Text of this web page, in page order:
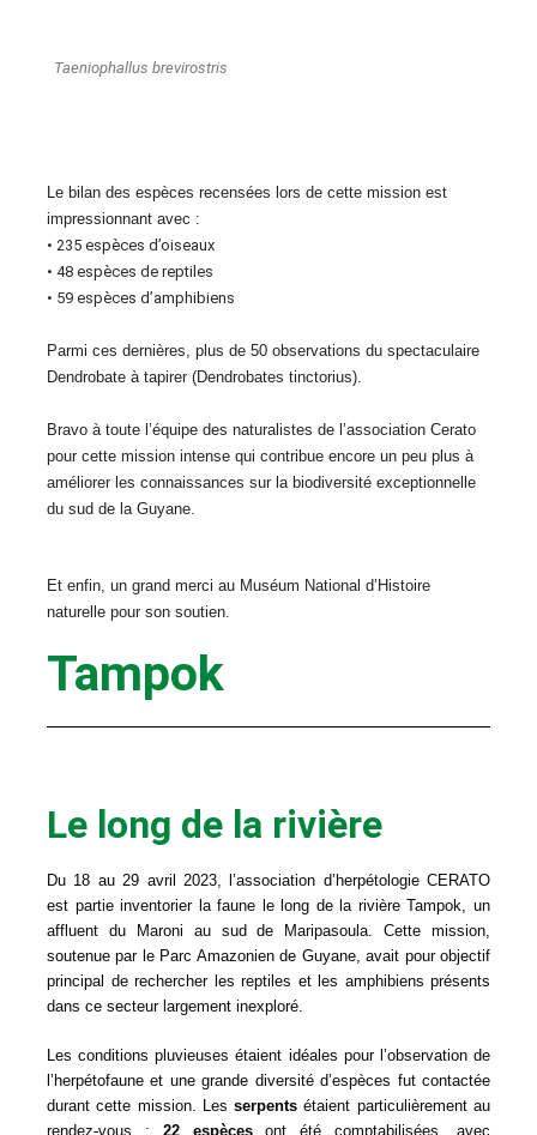
Taeniophallus brevirostris
Le bilan des espèces recensées lors de cette mission est
impressionnant avec :
• 235 espèces d’oiseaux
• 48 espèces de reptiles
• 59 espèces d’amphibiens
Parmi ces dernières, plus de 50 observations du spectaculaire
Dendrobate à tapirer (Dendrobates tinctorius).
Bravo à toute l’équipe des naturalistes de l’association Cerato
pour cette mission intense qui contribue encore un peu plus à
améliorer les connaissances sur la biodiversité exceptionnelle
du sud de la Guyane.
Et enfin, un grand merci au Muséum National d’Histoire
naturelle pour son soutien.
Tampok
Le long de la rivière
Du 18 au 29 avril 2023, l’association d’herpétologie CERATO
est partie inventorier la faune le long de la rivière Tampok, un
affluent du Maroni au sud de Maripasoula. Cette mission,
soutenue par le Parc Amazonien de Guyane, avait pour objectif
principal de rechercher les reptiles et les amphibiens présents
dans ce secteur largement inexploré.
Les conditions pluvieuses étaient idéales pour l’observation de
l’herpétofaune et une grande diversité d’espèces fut contactée
durant cette mission. Lesserpentsétaient particulièrement au
rendez-vous : 22 espècesont été comptabilisées, avec